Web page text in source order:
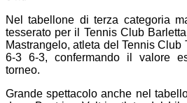
Nel tabellone di terza categoria
tesserato per il Tennis Club
Mastrangelo, atleta del Tennis Club
6-3 6-3, confermando il valore
torneo.
Grande spettacolo anche nel